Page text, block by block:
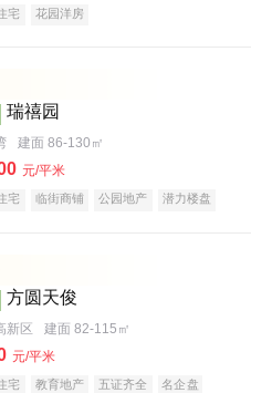
宅 花园洋房
瑞禧园
建面 86-130㎡
元/平米
宅 临街商铺 公园地产
潜力楼盘
方圆天俊
新区 建面 82-115㎡
元/平米
宅 教育地产 五证齐全 名企盘